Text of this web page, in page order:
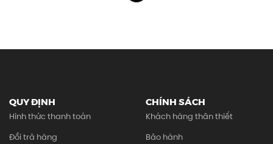
QUY ĐỊNH
Hình thức thanh toán
Đổi trả hàng
CHÍNH SÁCH
Khách hàng thân thiết
Bảo hành